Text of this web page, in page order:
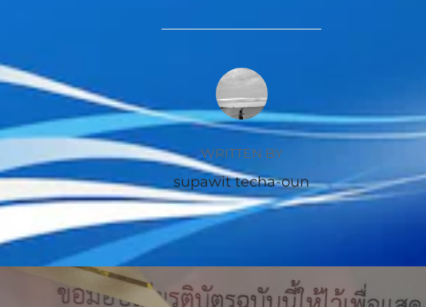
POST AUTHOR
WRITTEN BY
supawit techa-oun